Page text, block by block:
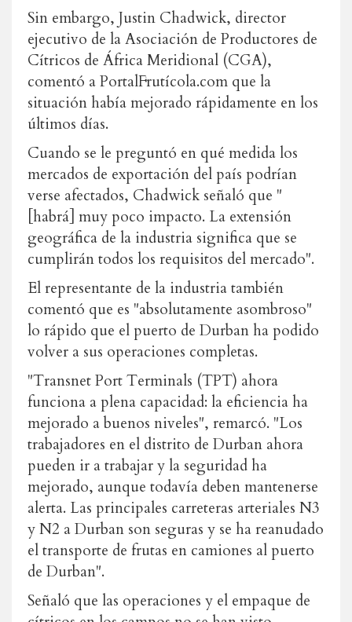
Sin embargo, Justin Chadwick, director
ejecutivo de la Asociación de Productores de
Cítricos de África Meridional (CGA),
comentó a PortalFrutícola.com que la
situación había mejorado rápidamente en los
últimos días.
Cuando se le preguntó en qué medida los
mercados de exportación del país podrían
verse afectados, Chadwick señaló que "
[habrá] muy poco impacto. La extensión
geográfica de la industria significa que se
cumplirán todos los requisitos del mercado".
El representante de la industria también
comentó que es "absolutamente asombroso"
lo rápido que el puerto de Durban ha podido
volver a sus operaciones completas.
"Transnet Port Terminals (TPT) ahora
funciona a plena capacidad: la eficiencia ha
mejorado a buenos niveles", remarcó. "Los
trabajadores en el distrito de Durban ahora
pueden ir a trabajar y la seguridad ha
mejorado, aunque todavía deben mantenerse
alerta. Las principales carreteras arteriales N3
y N2 a Durban son seguras y se ha reanudado
el transporte de frutas en camiones al puerto
de Durban".
Señaló que las operaciones y el empaque de